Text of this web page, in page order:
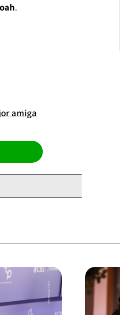
.
amiga